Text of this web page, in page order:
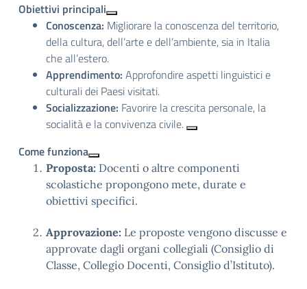
Obiettivi principali
Conoscenza: Migliorare la conoscenza del territorio,
della cultura, dell’arte e dell’ambiente, sia in Italia
che all’estero.
Apprendimento: Approfondire aspetti linguistici e
culturali dei Paesi visitati.
Socializzazione: Favorire la crescita personale, la
socialità e la convivenza civile.
Come funziona
Proposta: Docenti o altre componenti
scolastiche propongono mete, durate e
obiettivi specifici.
Approvazione: Le proposte vengono discusse e
approvate dagli organi collegiali (Consiglio di
Classe, Collegio Docenti, Consiglio d’Istituto).